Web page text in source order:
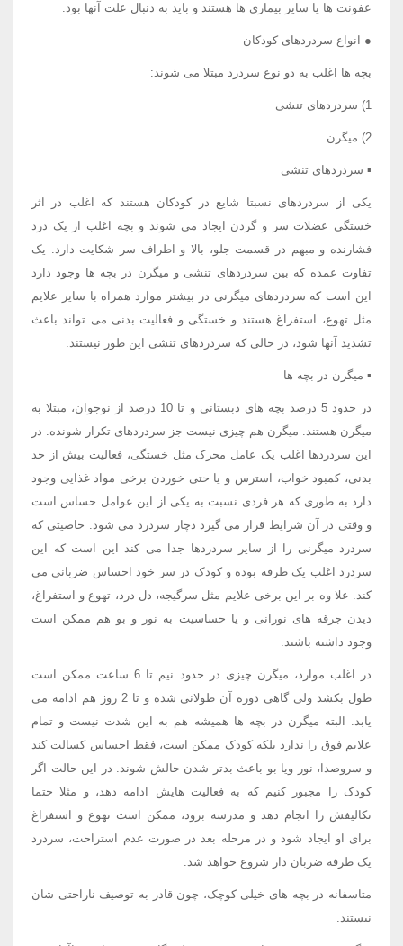
عفونت ها یا سایر بیماری ها هستند و باید به دنبال علت آنها بود.
● انواع سردردهای کودکان
بچه ها اغلب به دو نوع سردرد مبتلا می شوند:
1) سردردهای تنشی
2) میگرن
▪ سردردهای تنشی
یکی از سردردهای نسبتا شایع در کودکان هستند که اغلب در اثر
خستگی عضلات سر و گردن ایجاد می شوند و بچه اغلب از یک درد
فشارنده و مبهم در قسمت جلو، بالا و اطراف سر شکایت دارد. یک
تفاوت عمده که بین سردردهای تنشی و میگرن در بچه ها وجود دارد
این است که سردردهای میگرنی در بیشتر موارد همراه با سایر علایم
مثل تهوع، استفراغ هستند و خستگی و فعالیت بدنی می تواند باعث
تشدید آنها شود، در حالی که سردردهای تنشی این طور نیستند.
▪ میگرن در بچه ها
در حدود 5 درصد بچه های دبستانی و تا 10 درصد از نوجوان، مبتلا به
میگرن هستند. میگرن هم چیزی نیست جز سردردهای تکرار شونده. در
این سردردها اغلب یک عامل محرک مثل خستگی، فعالیت بیش از حد
بدنی، کمبود خواب، استرس و یا حتی خوردن برخی مواد غذایی وجود
دارد به طوری که هر فردی نسبت به یکی از این عوامل حساس است
و وقتی در آن شرایط قرار می گیرد دچار سردرد می شود. خاصیتی که
سردرد میگرنی را از سایر سردردها جدا می کند این است که این
سردرد اغلب یک طرفه بوده و کودک در سر خود احساس ضربانی می
کند. علا وه بر این برخی علایم مثل سرگیجه، دل درد، تهوع و استفراغ،
دیدن جرقه های نورانی و یا حساسیت به نور و بو هم ممکن است
وجود داشته باشند.
در اغلب موارد، میگرن چیزی در حدود نیم تا 6 ساعت ممکن است
طول بکشد ولی گاهی دوره آن طولانی شده و تا 2 روز هم ادامه می
یابد. البته میگرن در بچه ها همیشه هم به این شدت نیست و تمام
علایم فوق را ندارد بلکه کودک ممکن است، فقط احساس کسالت کند
و سروصدا، نور ویا بو باعث بدتر شدن حالش شوند. در این حالت اگر
کودک را مجبور کنیم که به فعالیت هایش ادامه دهد، و مثلا حتما
تکالیفش را انجام دهد و مدرسه برود، ممکن است تهوع و استفراغ
برای او ایجاد شود و در مرحله بعد در صورت عدم استراحت، سردرد
یک طرفه ضربان دار شروع خواهد شد.
متاسفانه در بچه های خیلی کوچک، چون قادر به توصیف ناراحتی شان
نیستند.